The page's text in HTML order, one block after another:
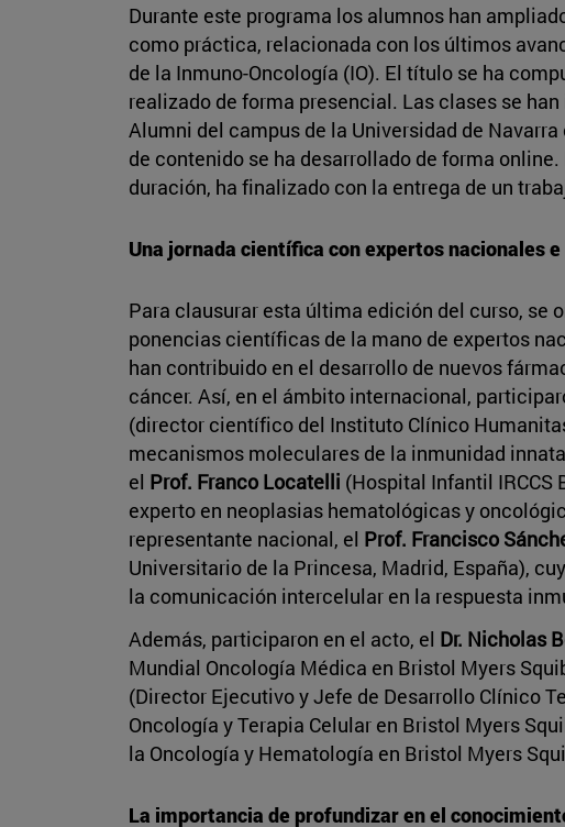
Durante este programa los alumnos han
como práctica, relacionada con los últimos
de la Inmuno-Oncología (IO). El título se ha
realizado de forma presencial. Las clases se
Alumni del campus de la Universidad de
de contenido se ha desarrollado de forma online.
duración, ha finalizado con la entrega de un
Una jornada científica con expertos nacionales
Para clausurar esta última edición del curso, se
ponencias científicas de la mano de expertos
han contribuido en el desarrollo de nuevos
cáncer. Así, en el ámbito internacional,
(director científico del Instituto Clínico
mecanismos moleculares de la inmunidad
el Prof. Franco Locatelli (Hospital Infantil IRCCS
experto en neoplasias hematológicas y
representante nacional, el Prof. Francisco
Universitario de la Princesa, Madrid, España),
la comunicación intercelular en la respuesta
Además, participaron en el acto, el Dr. Nicholas
Mundial Oncología Médica en Bristol Myers
(Director Ejecutivo y Jefe de Desarrollo Clínico
Oncología y Terapia Celular en Bristol Myers
la Oncología y Hematología en Bristol Myers
La importancia de profundizar en el